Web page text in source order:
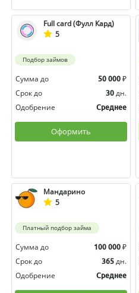
Full card (Фулл Кард)
5
Подбор займов
Сумма до 50 000 ₽
Срок до
30 дн.
Одобрение
Среднее
Оформить
Мандарино
5
Платный подбор займа
Сумма до 100 000 ₽
Срок до
365 дн.
Одобрение
Среднее